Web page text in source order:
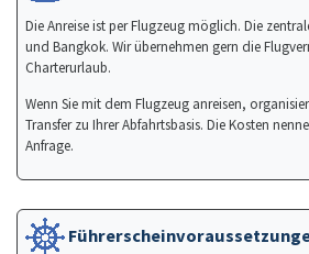
Die Anreise ist per Flugzeug möglich. Die
und Bangkok. Wir übernehmen gern die
Charterurlaub.
Wenn Sie mit dem Flugzeug anreisen,
Transfer zu Ihrer Abfahrtsbasis. Die Kosten
Anfrage.